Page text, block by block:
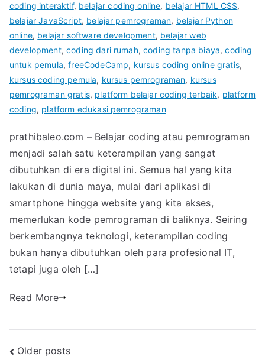
coding interaktif, belajar coding online, belajar HTML CSS,
belajar JavaScript, belajar pemrograman, belajar Python
online, belajar software development, belajar web
development,coding dari rumah,coding tanpa biaya,coding
untuk pemula,freeCodeCamp, kursus coding online gratis,
kursus coding pemula, kursus pemrograman, kursus
pemrograman gratis, platform belajar coding terbaik, platform
coding, platform edukasi pemrograman
prathibaleo.com – Belajar coding atau pemrograman
menjadi salah satu keterampilan yang sangat
dibutuhkan di era digital ini. Semua hal yang kita
lakukan di dunia maya, mulai dari aplikasi di
smartphone hingga website yang kita akses,
memerlukan kode pemrograman di baliknya. Seiring
berkembangnya teknologi, keterampilan coding
bukan hanya dibutuhkan oleh para profesional IT,
tetapi juga oleh […]
Read More
Posts
Older posts